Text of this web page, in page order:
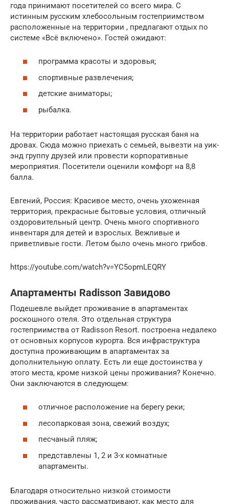
года принимают посетителей со всего мира. С
истинным русским хлебосольным гостеприимством
расположенные на территории , предлагают отдых по
системе «Всё включено». Гостей ожидают:
программа красоты и здоровья;
спортивные развлечения;
детские аниматоры;
рыбалка.
На территории работает настоящая русская баня на
дровах. Сюда можно приехать с семьей, вывезти на уик-
энд группу друзей или провести корпоративные
мероприятия. Посетители оценили комфорт на 8,8
балла.
Евгений, Россия: Красивое место, очень ухоженная
территория, прекрасные бытовые условия, отличный
оздоровительный центр. Очень много спортивного
инвентаря для детей и взрослых. Вежливые и
приветливые гости. Летом было очень много грибов.
https://youtube.com/watch?v=YC5opmLEQRY
Апартаменты Radisson Завидово
Подешевле выйдет проживание в апартаментах
роскошного отеля. Это отдельная структура
гостеприимства от Radisson Resort. построена недалеко
от основных корпусов курорта. Вся инфраструктура
доступна проживающим в апартаментах за
дополнительную оплату. Есть ли еще достоинства у
этого места, кроме низкой цены проживания? Конечно.
Они заключаются в следующем:
отличное расположение на берегу реки;
лесопарковая зона, свежий воздух;
песчаный пляж;
представлены 1, 2 и 3-х комнатные
апартаменты.
Благодаря относительно низкой стоимости
проживания, часто рассматривают, как место для